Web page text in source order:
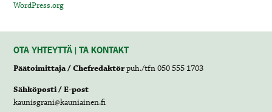
WordPress.org
OTA YHTEYTTÄ | TA KONTAKT
Päätoimittaja / Chefredaktörpuh./tfn 050 555 1703
Sähköposti / E-post
kaunisgrani@kauniainen.fi